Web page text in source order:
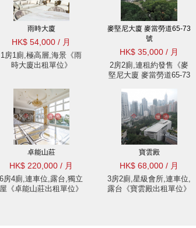
雨時大廈
HK$ 54,000 / 月
1房1廁,極高層,海景《雨
時大廈出租單位》
麥堅尼大廈 麥當勞道65-73
號
HK$ 35,000 / 月
2房2廁,連租約發售《麥
堅尼大廈 麥當勞道65-73
卓能山莊
HK$ 220,000 / 月
6房4廁,連車位,露台,獨立
屋《卓能山莊出租單位》
寶雲殿
HK$ 68,000 / 月
3房2廁,星級會所,連車位,
露台《寶雲殿出租單位》